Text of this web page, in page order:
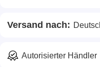
Versand nach:
Autorisierter Händler